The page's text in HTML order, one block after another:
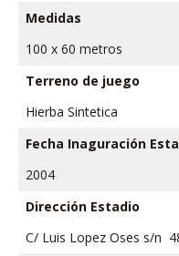
Medidas
100 x 60 metros
Terreno de juego
Hierba Sintetica
Fecha Inaguración
2004
Dirección Estadio
C/ Luis Lopez Oses s/n